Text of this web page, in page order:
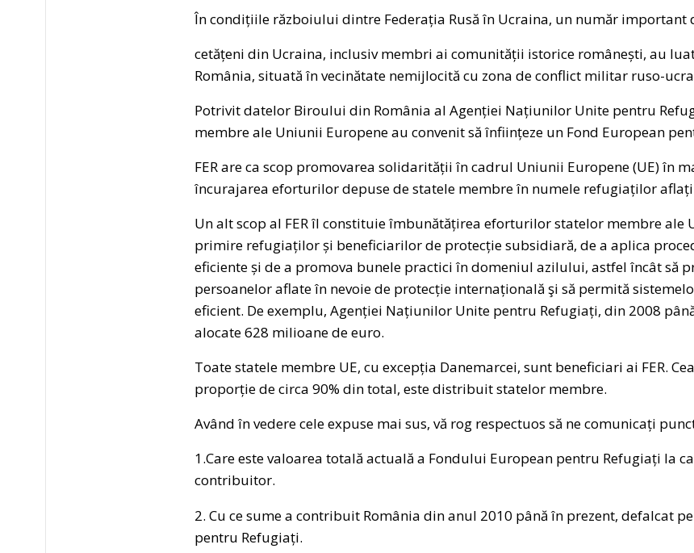
În condițiile războiului dintre Federația Rusă în Ucraina, un număr important
cetățeni din Ucraina, inclusiv membri ai comunității istorice românești, au
România, situată în vecinătate nemijlocită cu zona de conflict militar ruso-
Potrivit datelor Biroului din România al Agenției Națiunilor Unite pentru
membre ale Uniunii Europene au convenit să înființeze un Fond European
FER are ca scop promovarea solidarității în cadrul Uniunii Europene (UE) în
încurajarea eforturilor depuse de statele membre în numele refugiaților
Un alt scop al FER îl constituie îmbunătățirea eforturilor statelor membre ale
primire refugiaților și beneficiarilor de protecție subsidiară, de a aplica
eficiente și de a promova bunele practici în domeniul azilului, astfel încât să
persoanelor aflate în nevoie de protecție internațională şi să permită
eficient. De exemplu, Agenției Națiunilor Unite pentru Refugiați, din 2008
alocate 628 milioane de euro.
Toate statele membre UE, cu excepția Danemarcei, sunt beneficiari ai FER.
proporție de circa 90% din total, este distribuit statelor membre.
Având în vedere cele expuse mai sus, vă rog respectuos să ne comunicați
1.Care este valoarea totală actuală a Fondului European pentru Refugiați la
contribuitor.
2. Cu ce sume a contribuit România din anul 2010 până în prezent, defalcat
pentru Refugiați.